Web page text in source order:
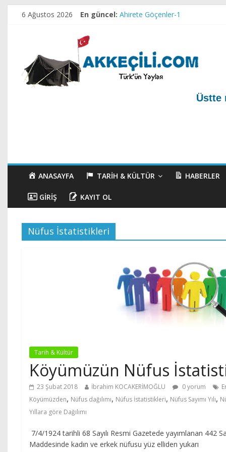
6 Ağustos 2026 En güncel: Ahirete Göçenler-1
Akkeçili Köyü Yörük Evi Müzesi
Üstte
ANASAYFA TARIH & KÜLTÜR HABERLER
GIRIŞ KAYIT OL
Nüfus İstatistikleri
Tarih & Kültür
Köyümüzün Nüfus
23 Şubat 2018 İbrahim KOCAKERİMOĞLU 0 yorum
Köyümüzden, Nüfus dağılımı, Nüfus İstatistikleri, Nüfus Sayımı Yılı,
Yıllara göre Dağılımı
7/4/1924 tarihli 68 Sayılı Resmi Gazetede yayımlanan 442
Maddesinde kadın ve erkek nüfusu yüz elliden yukarı